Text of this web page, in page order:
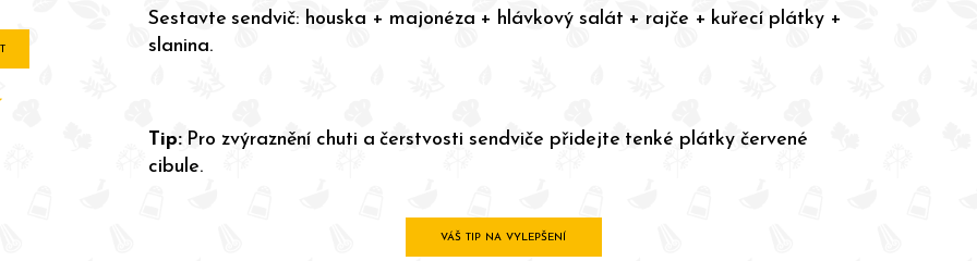
Sestavte sendvič: houska + majonéza + hlávkový salát + rajče + kuřecí plátky +
slanina.
Tip:Pro zvýraznění chuti a čerstvosti sendviče přidejte tenké plátky červené
cibule.
VÁŠ TIP NA VYLEPŠENÍ